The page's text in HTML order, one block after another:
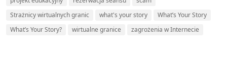
Strażnicy wirtualnych granic
what's your story
What’s Your Story
What’s Your Story?
wirtualne granice zagrożenia w Internecie